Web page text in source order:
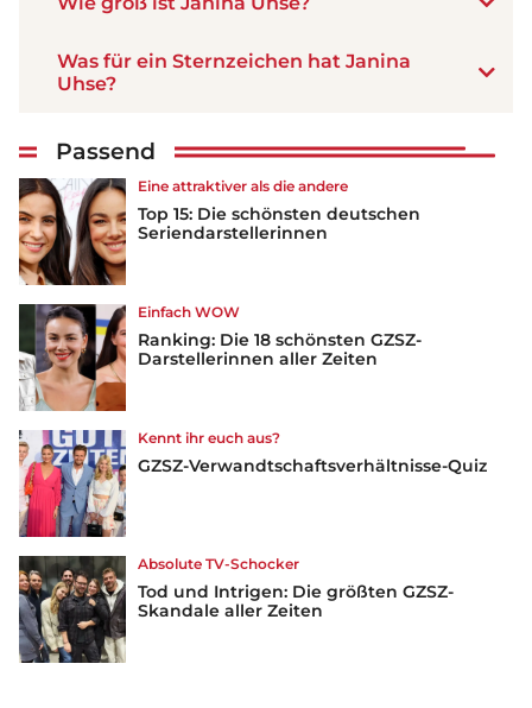
Was für ein Sternzeichen hat Janina
Uhse?
Passend
Eine attraktiver als die andere
Top 15: Die schönsten deutschen
Seriendarstellerinnen
Einfach WOW
Ranking: Die 18 schönsten GZSZ-
Darstellerinnen aller Zeiten
Kennt ihr euch aus?
GZSZ-Verwandtschaftsverhältnisse-Quiz
Absolute TV-Schocker
Tod und Intrigen: Die größten GZSZ-
Skandale aller Zeiten